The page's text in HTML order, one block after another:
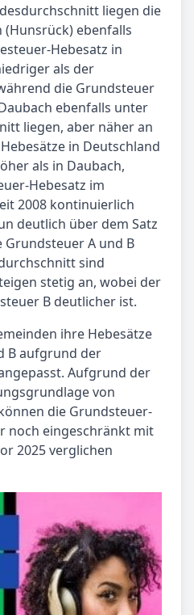
liegen die
(Hunsrück) ebenfalls
Hebesatz in
als der
die Grundsteuer
ebenfalls unter
liegen, aber näher an
in Deutschland
als in Daubach,
Hebesatz im
2008 kontinuierlich
deutlich über dem Satz
Grundsteuer A und B
sind
stetig an, wobei der
B deutlicher ist.
ihre Hebesätze
B aufgrund der
Aufgrund der
von
die Grundsteuer-
noch eingeschränkt mit
2025 verglichen